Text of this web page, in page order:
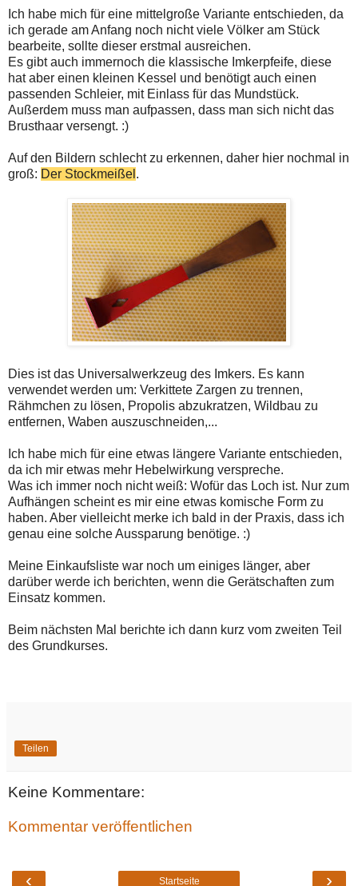
Ich habe mich für eine mittelgroße Variante entschieden, da
ich gerade am Anfang noch nicht viele Völker am Stück
bearbeite, sollte dieser erstmal ausreichen.
Es gibt auch immernoch die klassische Imkerpfeife, diese
hat aber einen kleinen Kessel und benötigt auch einen
passenden Schleier, mit Einlass für das Mundstück.
Außerdem muss man aufpassen, dass man sich nicht das
Brusthaar versengt. :)
Auf den Bildern schlecht zu erkennen, daher hier nochmal in
groß: Der Stockmeißel .
Dies ist das Universalwerkzeug des Imkers. Es kann
verwendet werden um: Verkittete Zargen zu trennen,
Rähmchen zu lösen, Propolis abzukratzen, Wildbau zu
entfernen, Waben auszuschneiden,...
Ich habe mich für eine etwas längere Variante entschieden,
da ich mir etwas mehr Hebelwirkung verspreche.
Was ich immer noch nicht weiß: Wofür das Loch ist. Nur zum
Aufhängen scheint es mir eine etwas komische Form zu
haben. Aber vielleicht merke ich bald in der Praxis, dass ich
genau eine solche Aussparung benötige. :)
Meine Einkaufsliste war noch um einiges länger, aber
darüber werde ich berichten, wenn die Gerätschaften zum
Einsatz kommen.
Beim nächsten Mal berichte ich dann kurz vom zweiten Teil
des Grundkurses.
Teilen
Keine Kommentare:
Kommentar veröffentlichen
‹ ›
Startseite